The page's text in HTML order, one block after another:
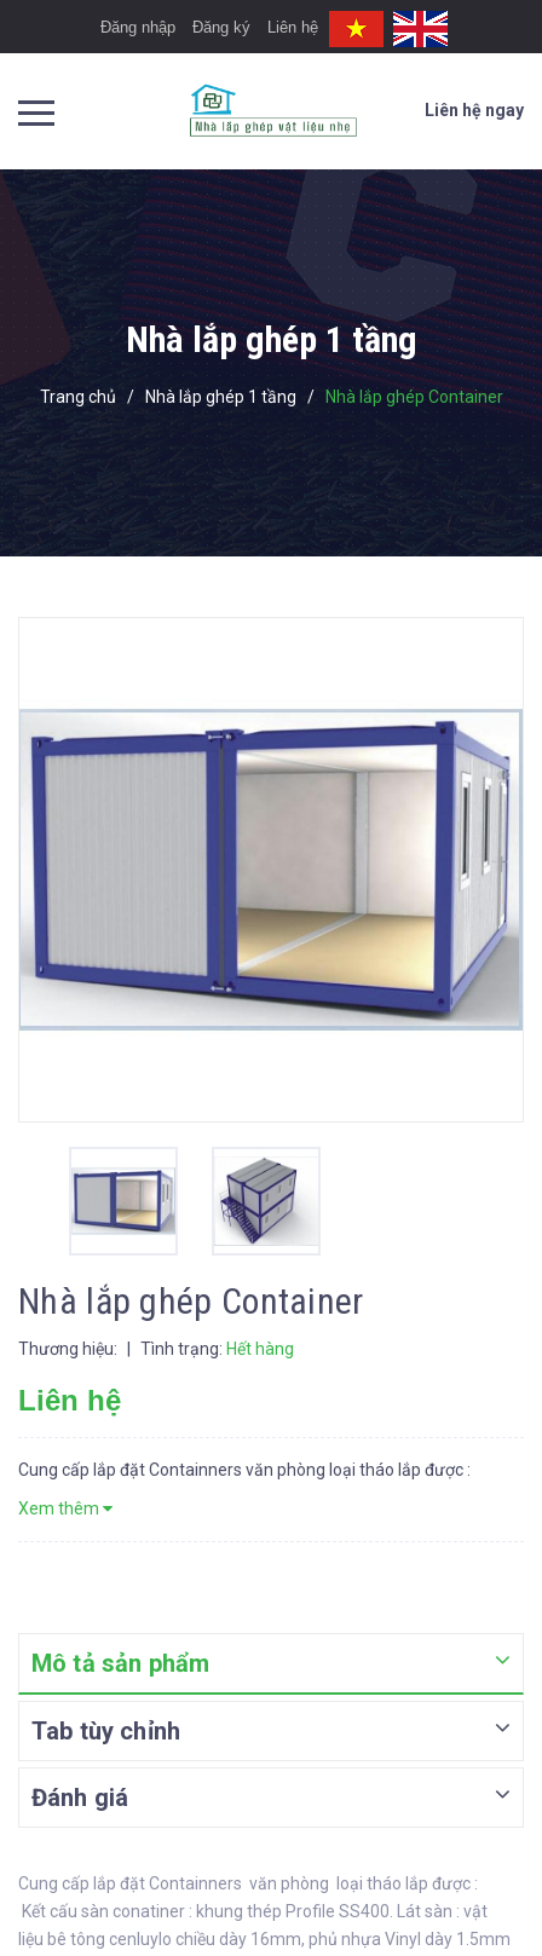
Đăng nhập Đăng ký Liên hệ
Liên hệ ngay
Nhà lắp ghép 1 tầng
Trang chủ / Nhà lắp ghép 1 tầng / Nhà lắp ghép Container
Nhà lắp ghép Container
Thương hiệu: Tình trạng: Hết hàng
Liên hệ
Cung cấp lắp đặt Containners văn phòng loại tháo lắp được :
Xem thêm
Mô tả sản phẩm
Tab tùy chỉnh
Đánh giá
Cung cấp lắp đặt Containners văn phòng loại tháo lắp được :
Kết cấu sàn conatiner : khung thép Profile SS400. Lát sàn : vật
liệu bê tông cenluylo chiều dày 16mm, phủ nhựa Vinyl dày 1.5mm